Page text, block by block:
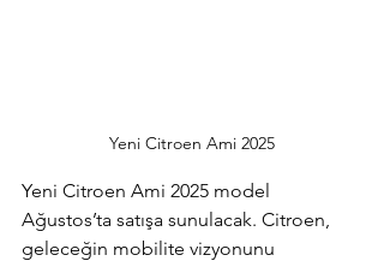
Yeni Citroen Ami 2025
Yeni Citroen Ami 2025 model
Ağustos’ta satışa sunulacak. Citroen,
geleceğin mobilite vizyonunu